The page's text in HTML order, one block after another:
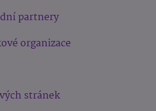
partnery
organizace
stránek